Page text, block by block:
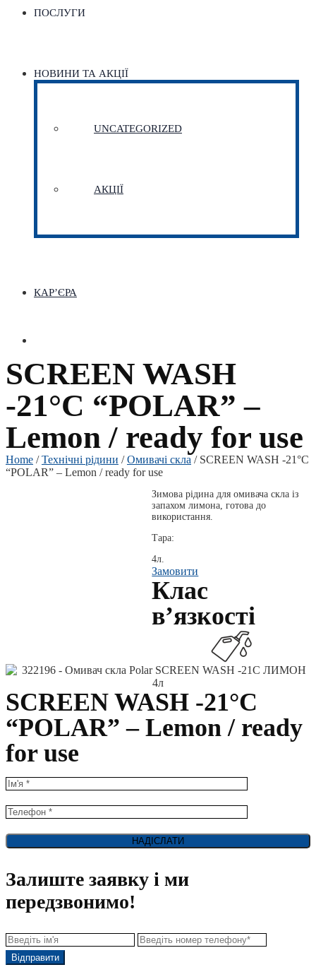
ПОСЛУГИ
НОВИНИ ТА АКЦІЇ
UNCATEGORIZED
АКЦІЇ
КАР’ЄРА
SCREEN WASH
-21°C “POLAR” –
Lemon / ready for use
Home /Технічні рідини /Омивачі скла / SCREEN WASH -21°C
“POLAR” – Lemon / ready for use
Зимова рідина для омивача скла із
запахом лимона, готова до
використання.
Тара:
4л.
Замовити
Клас
вʼязкості
SCREEN WASH -21°C
“POLAR” – Lemon / ready
for use
Залиште заявку і ми
передзвонимо!
Відправити